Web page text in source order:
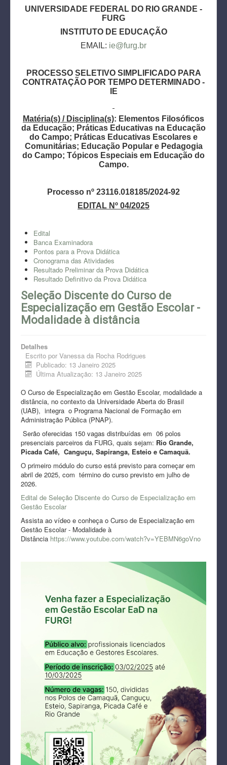
UNIVERSIDADE FEDERAL DO RIO GRANDE -
FURG
INSTITUTO DE EDUCAÇÃO
EMAIL: ie@furg.br
PROCESSO SELETIVO SIMPLIFICADO PARA
CONTRATAÇÃO POR TEMPO DETERMINADO -
IE
Matéria(s) / Disciplina(s): Elementos Filosóficos
da Educação; Práticas Educativas na Educação
do Campo; Práticas Educativas Escolares e
Comunitárias; Educação Popular e Pedagogia
do Campo; Tópicos Especiais em Educação do
Campo.
Processo nº 23116.018185/2024-92
EDITAL Nº 04/2025
Edital
Banca Examinadora
Pontos para a Prova Didática
Cronograma das Atividades
Resultado Preliminar da Prova Didática
Resultado Definitivo da Prova Didática
Seleção Discente do Curso de
Especialização em Gestão Escolar -
Modalidade à distância
Detalhes
Escrito por Vanessa da Rocha Rodrigues
Publicado: 13 Janeiro 2025
Última Atualização: 13 Janeiro 2025
O Curso de Especialização em Gestão Escolar, modalidade a
distância, no contexto da Universidade Aberta do Brasil
(UAB), integra o Programa Nacional de Formação em
Administração Pública (PNAP).
Serão oferecidas 150 vagas distribuídas em 06 polos
presenciais parceiros da FURG, quais sejam: Rio Grande,
Picada Café, Canguçu, Sapiranga, Esteio e Camaquã.
O primeiro módulo do curso está previsto para começar em
abril de 2025, com término do curso previsto em julho de
2026.
Edital de Seleção Discente do Curso de Especialização em
Gestão Escolar
Assista ao vídeo e conheça o Curso de Especialização em
Gestão Escolar - Modalidade à
Distância https://www.youtube.com/watch?v=YEBMN6goVno